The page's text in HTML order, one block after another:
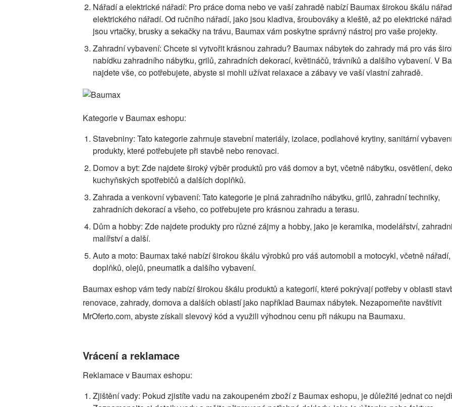
Nářadí a elektrické nářadí: Pro práce doma nebo ve vaší zahradě nabízí Baumax širokou škálu
elektrického nářadí. Od ručního nářadí, jako jsou kladiva, šroubováky a kleště, až po elektrické
jsou vrtačky, brusky a sekačky na trávu, Baumax vám poskytne správný nástroj pro vaše projekty.
Zahradní vybavení: Chcete si vytvořit krásnou zahradu? Baumax nábytek do zahrady má pro vás
nabídku zahradního nábytku, grilů, zahradních dekorací, květináčů, trávníků a dalšího vybavení. V
najdete vše, co potřebujete, abyste si mohli užívat relaxace a zábavy ve vaší vlastní zahradě.
Kategorie v Baumax eshopu:
Stavebniny: Tato kategorie zahrnuje stavební materiály, izolace, podlahové krytiny, sanitární
produkty, které potřebujete při stavbě nebo renovaci.
Domov a byt: Zde najdete široký výběr produktů pro váš domov a byt, včetně nábytku, osvětlení,
kuchyňských spotřebičů a dalších doplňků.
Zahrada a venkovní vybavení: Tato kategorie je plná zahradního nábytku, grilů, zahradní techniky,
zahradních dekorací a všeho, co potřebujete pro krásnou zahradu a terasu.
Dům a hobby: Zde najdete produkty pro různé zájmy a hobby, jako je keramika, modelářství,
malířství a další.
Auto a moto: Baumax také nabízí širokou škálu výrobků pro váš automobil a motocykl, včetně nářadí,
doplňků, olejů, pneumatik a dalšího vybavení.
Baumax eshop vám tedy nabízí širokou škálu produktů a kategorií, které pokrývají potřeby v oblasti
renovace, zahrady, domova a dalších oblastí jako například Baumax nábytek. Nezapomeňte navštívit
MrOferto.com, abyste získali slevový kód a využili výhodnou cenu při nákupu na Baumaxu.
Vrácení a reklamace
Reklamace v Baumax eshopu:
Zjištění vady: Pokud zjistíte vadu na zakoupeném zboží z Baumax eshopu, je důležité jednat co